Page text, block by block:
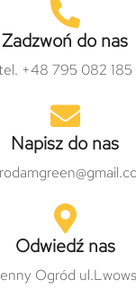
Zadzwoń do nas
+48 795 082 185
Napisz do nas
Odwiedź nas
Ogród